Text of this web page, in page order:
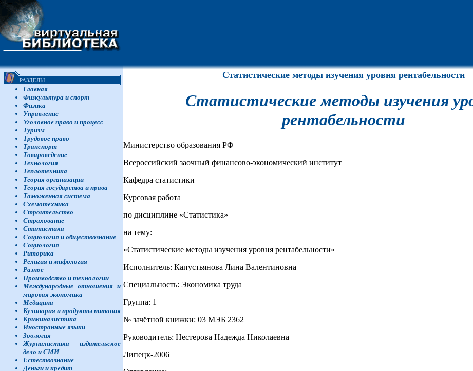
РАЗДЕЛЫ
Главная
Физкультура и спорт
Физика
Управление
Уголовное право и процесс
Туризм
Трудовое право
Транспорт
Товароведение
Технология
Теплотехника
Теория организации
Теория государства и права
Таможенная система
Схемотехника
Строительство
Страхование
Статистика
Социология и обществознание
Социология
Риторика
Религия и мифология
Разное
Производство и технологии
Международные отношения и
мировая экономика
Медицина
Кулинария и продукты питания
Криминалистика
Иностранные языки
Зоология
Журналистика издательское
дело и СМИ
Естествознание
Деньги и кредит
Статистические методы изучения уровня рентабельности
Статистические методы изучения
рентабельности
Министерство образования РФ
Всероссийский заочный финансово-экономический институт
Кафедра статистики
Курсовая работа
по дисциплине «Статистика»
на тему:
«Статистические методы изучения уровня рентабельности»
Исполнитель: Капустьянова Лина Валентиновна
Специальность: Экономика труда
Группа: 1
№ зачётной книжки: 03 МЭБ 2362
Руководитель: Нестерова Надежда Николаевна
Липецк-2006